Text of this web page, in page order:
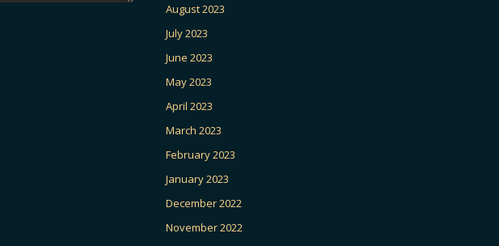
August 2023
July 2023
June 2023
May 2023
April 2023
March 2023
February 2023
January 2023
December 2022
November 2022